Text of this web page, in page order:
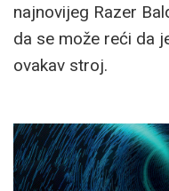
najnovijeg Razer
da se može reći da
ovakav stroj.